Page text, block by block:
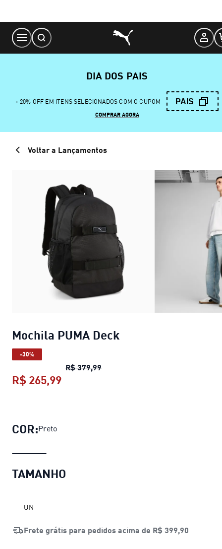
Content
DIA DOS PAIS
+ 20% OFF EM ITENS SELECIONADOS COM O CUPOM PAIS
COMPRAR AGORA
Voltar a Lançamentos
Mochila PUMA Deck
-30%
R$ 379,99Mochila PUMA Deck
R$ 265,99
COR:Preto
TAMANHO
UN
Frete grátis para pedidos acima de R$ 399,90